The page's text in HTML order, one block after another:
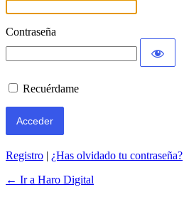
Contraseña
Recuérdame
Registro | ¿Has olvidado tu contraseña?
← Ir a Haro Digital